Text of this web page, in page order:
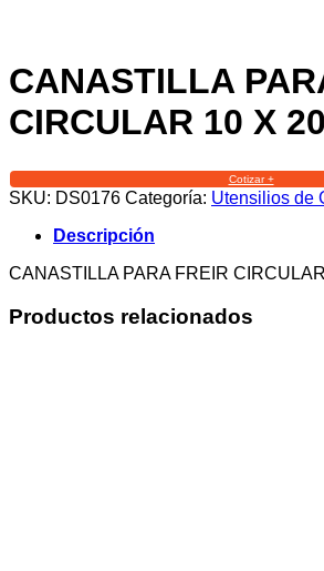
CANASTILLA
CIRCULAR 10 X
Cotizar +
SKU: DS0176 Categoría: Utensilios de
Descripción
CANASTILLA PARA FREIR
Productos relacionados